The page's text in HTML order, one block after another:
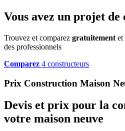
Vous avez un projet
Trouvez et comparez gratuitement et
des professionnels
Comparez 4 constructeurs
Prix Construction Maison
Devis et prix pour la
votre maison neuve